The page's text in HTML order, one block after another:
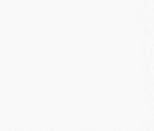
à Parme pour Suzuki